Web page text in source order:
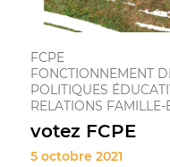
FCPE
FONCTIONNEMENT
POLITIQUES
RELATIONS FAMILLE-
votez FCPE
5 octobre 2021